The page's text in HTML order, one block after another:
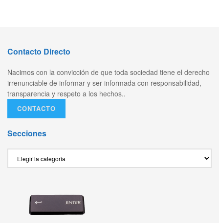
Contacto Directo
Nacimos con la convicción de que toda sociedad tiene el derecho
irrenunciable de informar y ser informada con responsabilidad,
transparencia y respeto a los hechos..
CONTACTO
Secciones